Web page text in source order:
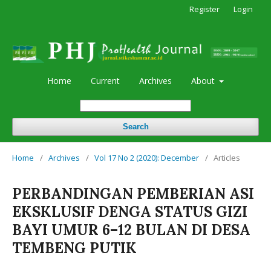
Home Current Archives About
Search
Register Login
Home / Archives / Vol 17 No 2 (2020): December / Articles
PERBANDINGAN PEMBERIAN ASI
EKSKLUSIF DENGA STATUS GIZI
BAYI UMUR 6–12 BULAN DI DESA
TEMBENG PUTIK